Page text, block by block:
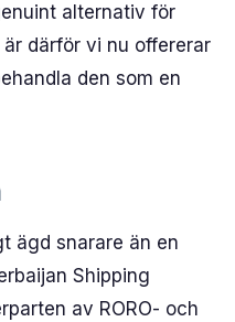
alternativ för
därför vi nu offererar
den som en
ägd snarare än en
Shipping
av RORO- och